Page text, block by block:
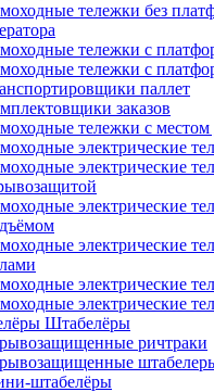
тележки без
тележки с
тележки с
паллет
заказов
тележки с местом
электрические
электрические
электрические
электрические
электрические
электрические
Штабелёры
ричтраки
штабелёры